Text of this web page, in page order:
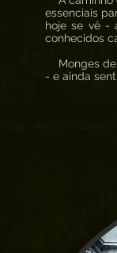
essenciais
hoje se vê -
conhecidos
Monges de
- e ainda